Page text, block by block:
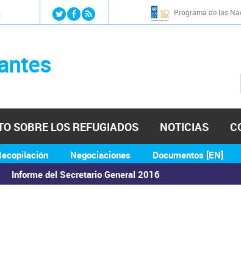
Jump to navigation Programa de las
Informe del Secretario General 2016
Negociaciones Documentos [EN]
SOBRE LOS REFUGIADOS NOTICIAS